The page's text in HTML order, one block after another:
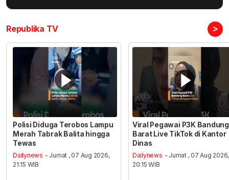
Republika TV >
Polisi Diduga Terobos Lampu
Merah Tabrak Balita hingga
Tewas
Dailynews - Jumat , 07 Aug 2026,
21:15 WIB
Viral Pegawai P3K Bandung
Barat Live TikTok di Kantor
Dinas
Dailynews - Jumat , 07 Aug 2026,
20:15 WIB